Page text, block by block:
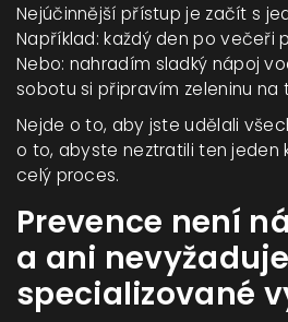
Nejúčinnější přístup je začít s
Například: každý den po večeři
Nebo: nahradím sladký nápoj
sobotu si připravím zeleninu na
Nejde o to, aby jste udělali
o to, abyste neztratili ten jeden
celý proces.
Prevence není
a ani nevyžaduje
specializované